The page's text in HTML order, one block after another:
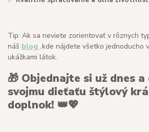
Tip: Ak sa neviete zorientovať v rôznych
náš blog ,kde nájdete všetko jednoducho
ukážkami látok.
🎁 Objednajte si už dnes
svojmu dieťaťu štýlový
doplnok! 👑💖